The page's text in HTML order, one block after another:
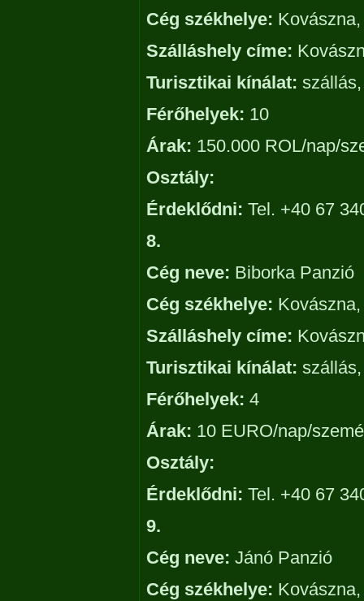
Cég székhelye:
Szálláshely címe:
Turisztikai kínálat:
Férőhelyek: 10
Árak: 150.000 ROL/nap/
Osztály:
Érdeklődni: Tel. +40 67
8.
Cég neve: Biborka Panzió
Cég székhelye:
Szálláshely címe:
Turisztikai kínálat:
Férőhelyek: 4
Árak: 10 EURO/nap/
Osztály:
Érdeklődni: Tel. +40 67
9.
Cég neve: Jánó Panzió
Cég székhelye: